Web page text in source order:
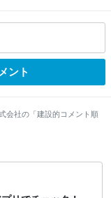
ント
会社の「建設的コメント順